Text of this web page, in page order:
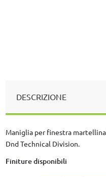
DESCRIZIONE
Maniglia per finestra
Dnd Technical Division.
Finiture disponibili